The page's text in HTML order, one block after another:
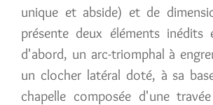
unique et abside) et de
présente deux éléments inédits
d'abord, un arc-triomphal à
un clocher latéral doté, à sa
chapelle composée d'une